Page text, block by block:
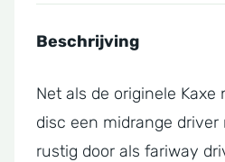
Beschrijving
Net als de originele
disc een midrange
rustig door als fariway